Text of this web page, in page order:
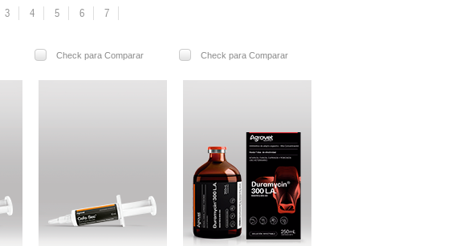
3 4 5 6 7
Check para Comparar Check para Comparar